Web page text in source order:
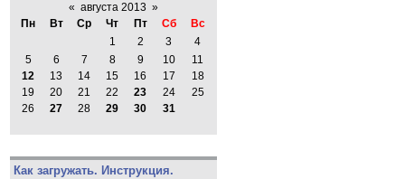
« августа 2013 »
Пн
Вт Ср Чт Пт Сб
Вс
1
2 3
4
5
6 7 8 9 10
11
12
13 14 15 16 17
18
19
20 21 22 23 24
25
26
27 28 29 30 31
Как загружать. Инструкция.